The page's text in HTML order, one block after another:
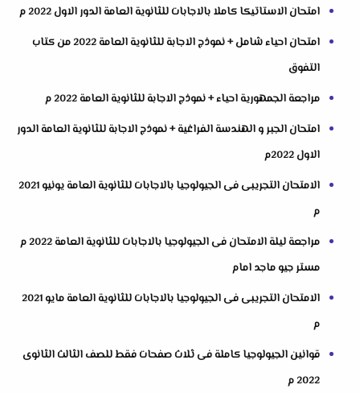
امتحان الاستاتيكا كاملا بالاجابات للثانوية العامة الدور الاول 2022 م
امتحان احياء شامل + نموذج الاجابة للثانوية العامة 2022 من كتاب
التفوق
مراجعة الجمهورية احياء + نموذج الاجابة للثانوية العامة 2022 م
امتحان الجبر و الهندسة الفراغية + نموذج الاجابة للثانوية العامة الدور
الاول 2022م
الامتحان التجريبى فى الجيولوجيا بالاجابات للثانوية العامة يونيو 2021
م
مراجعة ليلة الامتحان فى الجيولوجيا بالاجابات للثانوية العامة 2022 م
مستر جيو ماجد امام
الامتحان التجريبى فى الجيولوجيا بالاجابات للثانوية العامة مايو 2021
م
قوانين الجيولوجيا كاملة فى ثلاث صفحات فقط للصف الثالث الثانوى
2022 م